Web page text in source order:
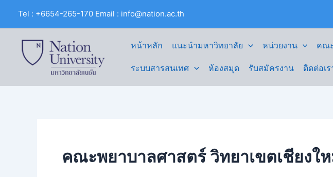
Tel : +6654-265-170 Email : info@nation.ac.th
หน้าหลัก แนะนำมหาวิทยาลัย หน่วยงาน คณ
ระบบสารสนเทศ ห้องสมุด รับสมัครงาน ติดต่อเร
คณะพยาบาลศาสตร์ วิทยาเขตเชียงใ